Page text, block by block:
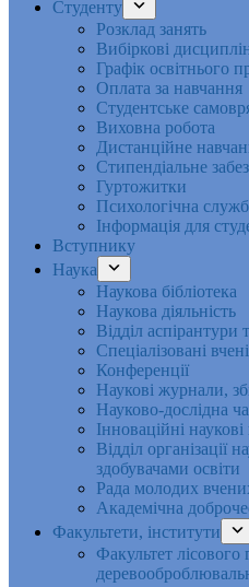
Студенту
Розклад занять
Вибіркові
Графік освітнього
Оплата за навчання
Студентське
Виховна робота
Дистанційне
Стипендіальне
Гуртожитки
Психологічна
Інформація для
Вступнику
Наука
Наукова бібліотека
Наукова діяльність
Відділ аспірантури
Спеціалізовані
Конференції
Наукові журнали,
Науково-дослідна
Інноваційні
Відділ організації
здобувачами освіти
Рада молодих
Академічна
Факультети, інститути
Факультет лісового